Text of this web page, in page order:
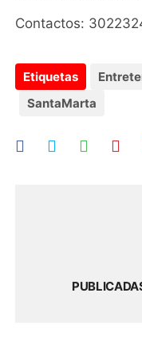
Contactos:
Etiquetas
SantaMarta